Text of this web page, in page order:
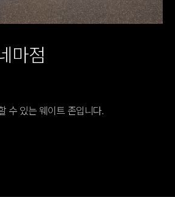
마점
수 있는 웨이트 존입니다.